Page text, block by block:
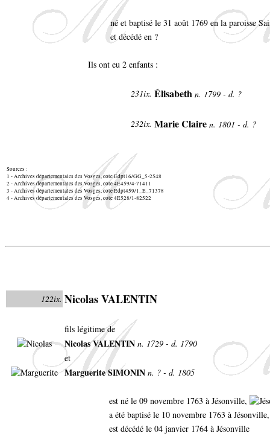
né et baptisé le 31 août 1769 en la paroisse
et décédé en ?
Ils ont eu 2 enfants :
231ix. Élisabeth n. 1799 - d. ?
232ix. Marie Claire n. 1801 - d. ?
Sources :
1 - Archives départementales des Vosges, cote Edpt16/GG_5-2548
2 - Archives départementales des Vosges, cote 4E459/4-71411
3 - Archives départementales des Vosges, cote Edpt459/1_E_71378
4 - Archives départementales des Vosges, cote 4E528/1-82522
122ix. Nicolas VALENTIN
fils légitime de
Nicolas VALENTIN n. 1729 - d. 1790
et
Marguerite SIMONIN n. ? - d. 1805
est né le 09 novembre 1763 à Jésonville,
a été baptisé le 10 novembre 1763 à Jésonville,
est décédé le 04 janvier 1764 à Jésonville